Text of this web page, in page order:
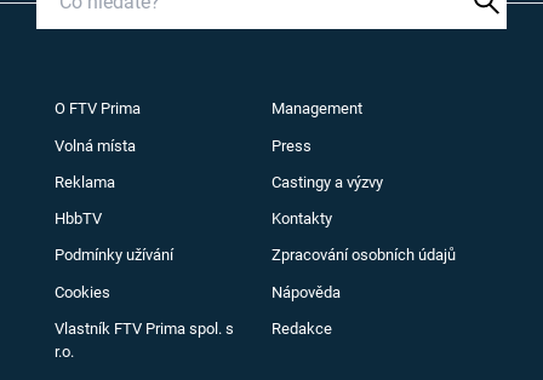
O FTV Prima Management
Volná místa Press
Reklama Castingy a výzvy
HbbTV Kontakty
Podmínky užívání Zpracování osobních údajů
Cookies Nápověda
Vlastník FTV Prima spol. s
r.o.
Redakce